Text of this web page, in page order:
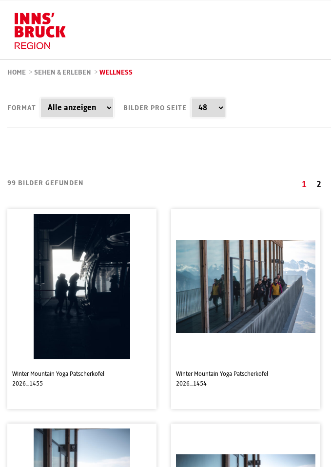
HOME > SEHEN & ERLEBEN > WELLNESS
FORMAT BILDER PRO SEITE
99 BILDER GEFUNDEN 1 2
Winter Mountain Yoga Patscherkofel
2026_1455
Winter Mountain Yoga Patscherkofel
2026_1454